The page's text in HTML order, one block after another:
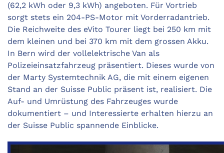
(62,2 kWh oder 9,3 kWh) angeboten. Für Vortrieb
sorgt stets ein 204-PS-Motor mit Vorderradantrieb.
Die Reichweite des eVito Tourer liegt bei 250 km mit
dem kleinen und bei 370 km mit dem grossen Akku.
In Bern wird der vollelektrische Van als
Polizeieinsatzfahrzeug präsentiert. Dieses wurde von
der Marty Systemtechnik AG, die mit einem eigenen
Stand an der Suisse Public präsent ist, realisiert. Die
Auf- und Umrüstung des Fahrzeuges wurde
dokumentiert – und Interessierte erhalten hierzu an
der Suisse ­Public spannende Einblicke.